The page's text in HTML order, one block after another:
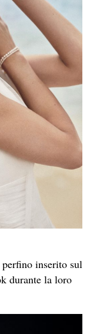
inserito sul
durante la loro